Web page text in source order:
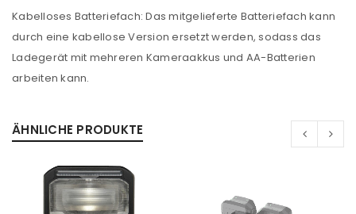
ANMELDEN
Benutzername oder E-Mail-Adresse
Passwort*
Kabelloses Batteriefach: Das mitgelieferte Batteriefach kann
durch eine kabellose Version ersetzt werden, sodass das
Ladegerät mit mehreren Kameraakkus und AA-Batterien
arbeiten kann.
ÄHNLICHE PRODUKTE